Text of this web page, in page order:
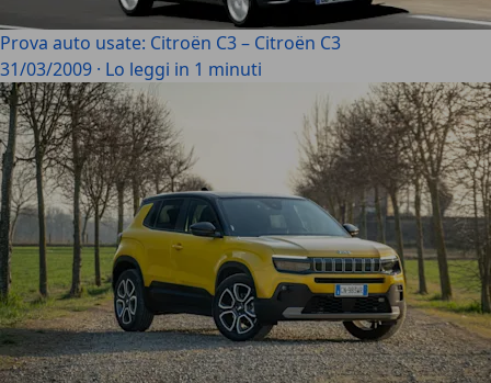
Prova auto usate: Citroën C3 – Citroën C3
31/03/2009 · Lo leggi in 1 minuti